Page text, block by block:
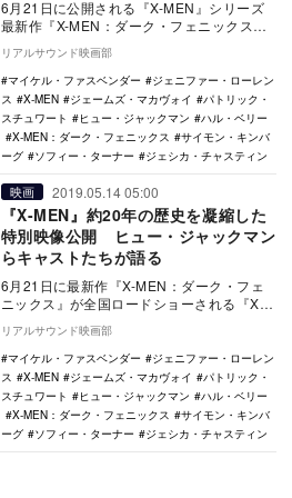
6月21日に公開される『X-MEN』シリーズ
最新作『X-MEN：ダーク・フェニックス』
より、ジェシカ・チャステイン演じる“謎の
女…
リアルサウンド映画部
マイケル・ファスベンダー
ジェニファー・ローレン
ス
X-MEN ジェームズ・マカヴォイ
パトリック・
スチュワート
ヒュー・ジャックマン
ハル・ベリー
X-MEN：ダーク・フェニックス
サイモン・キンバ
ーグ
ソフィー・ターナー ジェシカ・チャスティン
映画 2019.05.14 05:00
『X-MEN』約20年の歴史を凝縮した
特別映像公開 ヒュー・ジャックマン
らキャストたちが語る
6月21日に最新作『X-MEN：ダーク・フェ
ニックス』が全国ロードショーされる『X-
MEN』シリーズのダイジェストとキャスト
コメ…
リアルサウンド映画部
マイケル・ファスベンダー
ジェニファー・ローレン
ス
X-MEN ジェームズ・マカヴォイ
パトリック・
スチュワート
ヒュー・ジャックマン
ハル・ベリー
X-MEN：ダーク・フェニックス
サイモン・キンバ
ーグ
ソフィー・ターナー ジェシカ・チャスティン